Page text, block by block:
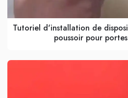
Tutoriel d'installation de
poussoir pour